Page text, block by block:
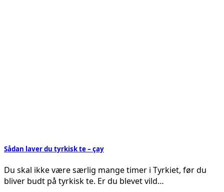
Sådan laver du tyrkisk te – çay
Du skal ikke være særlig mange timer i Tyrkiet, før du
bliver budt på tyrkisk te. Er du blevet vild…